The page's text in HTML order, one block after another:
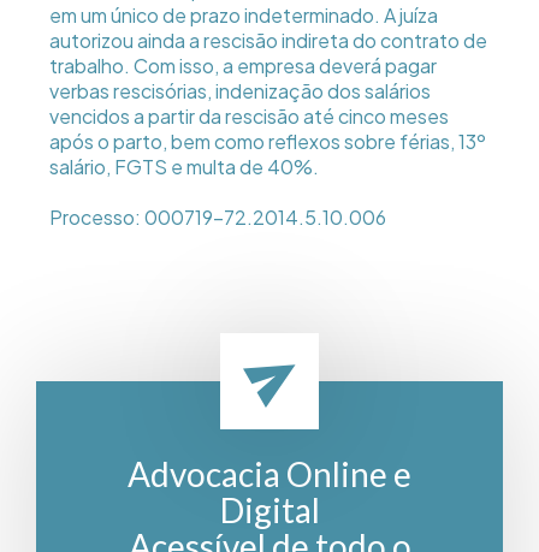
em um único de prazo indeterminado. A juíza
autorizou ainda a rescisão indireta do contrato de
trabalho. Com isso, a empresa deverá pagar
verbas rescisórias, indenização dos salários
vencidos a partir da rescisão até cinco meses
após o parto, bem como reflexos sobre férias, 13º
salário, FGTS e multa de 40%.
Processo: 000719-72.2014.5.10.006
Advocacia Online e
Digital